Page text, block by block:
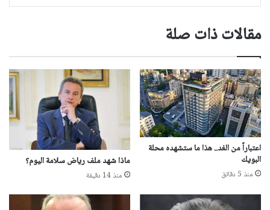
مقالات ذات صلة
اعتباراً من الغد.. هذا ما ستشهده محلة
البويك
منذ 5 دقائق
ماذا شهد ملف رياض سلامة اليوم؟
منذ 14 دقيقة